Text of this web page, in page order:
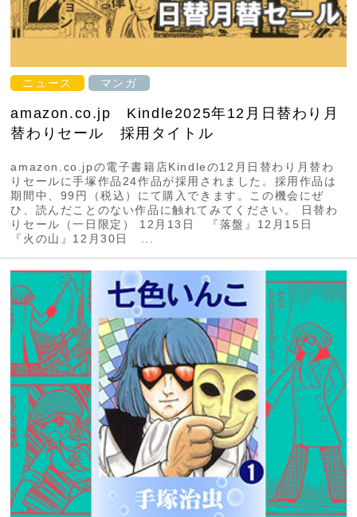
ニュース マンガ
amazon.co.jp Kindle2025年12月日替わり月
替わりセール 採用タイトル
amazon.co.jpの電子書籍店Kindleの12月日替わり月替わ
りセールに手塚作品24作品が採用されました。採用作品は
期間中、99円（税込）にて購入できます。この機会にぜ
ひ、読んだことのない作品に触れてみてください。 日替わ
りセール（一日限定） 12月13日 『落盤』12月15日
『火の山』12月30日 ...